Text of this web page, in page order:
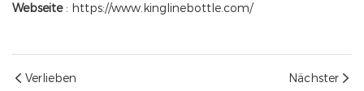
Webseite: https://www.kinglinebottle.com/
Verlieben Nächster